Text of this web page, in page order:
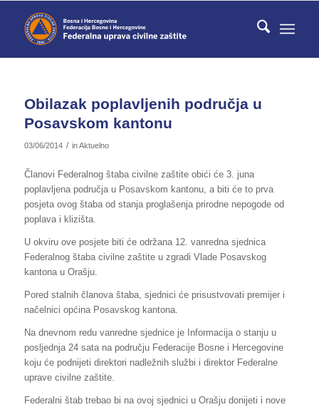
Obilazak poplavljenih područja u
Posavskom kantonu
03/06/2014 / inAktuelno
Članovi Federalnog štaba civilne zaštite obići će 3. juna
poplavljena područja u Posavskom kantonu, a biti će to prva
posjeta ovog štaba od stanja proglašenja prirodne nepogode od
poplava i klizišta.
U okviru ove posjete biti će održana 12. vanredna sjednica
Federalnog štaba civilne zaštite u zgradi Vlade Posavskog
kantona u Orašju.
Pored stalnih članova štaba, sjednici će prisustvovati premijer i
načelnici općina Posavskog kantona.
Na dnevnom redu vanredne sjednice je Informacija o stanju u
posljednja 24 sata na području Federacije Bosne i Hercegovine
koju će podnijeti direktori nadležnih službi i direktor Federalne
uprave civilne zaštite.
Federalni štab trebao bi na ovoj sjednici u Orašju donijeti i nove